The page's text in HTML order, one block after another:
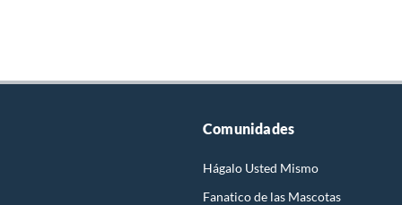
Comunidades
Hágalo Usted Mismo
Fanatico de las Mascotas